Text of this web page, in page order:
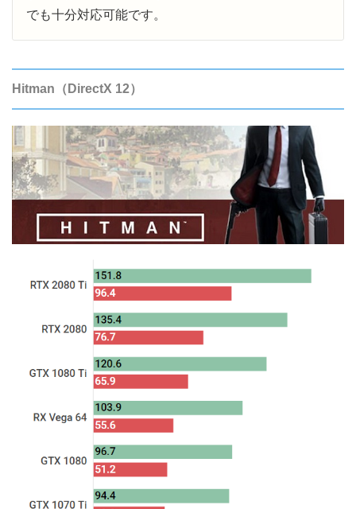
でも十分対応可能です。
Hitman（DirectX 12）